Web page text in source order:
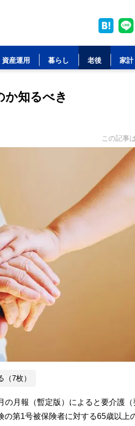
資産運用 暮らし 老後 家計
か知るべき
この記事
7枚）
月報（暫定版）によると要介護
第1号被保険者に対する65歳以上